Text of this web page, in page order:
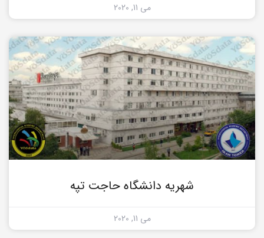
می 11, 2020
شهریه دانشگاه حاجت تپه
می 11, 2020